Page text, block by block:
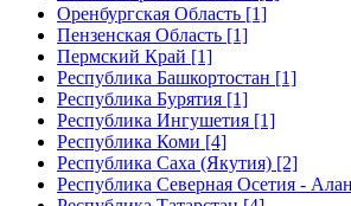
Оренбургская Область [1]
Пензенская Область [1]
Пермский Край [1]
Республика Башкортостан [1]
Республика Бурятия [1]
Республика Ингушетия [1]
Республика Коми [4]
Республика Саха (Якутия) [2]
Республика Северная Осетия -